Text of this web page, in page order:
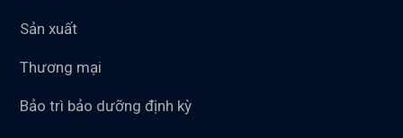
Sản xuất
Thương mại
Bảo trì bảo dưỡng định kỳ